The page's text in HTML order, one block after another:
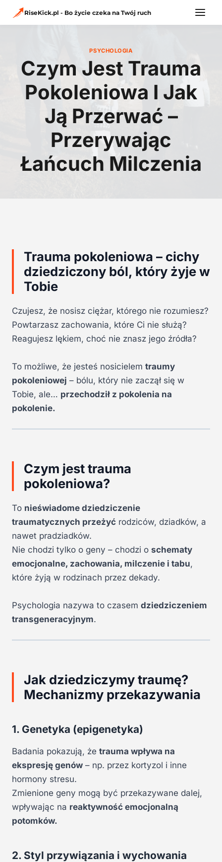
RiseKick.pl - Bo życie czeka na Twój ruch
PSYCHOLOGIA
Czym Jest Trauma
Pokoleniowa I Jak
Ją Przerwać –
Przerywając
Łańcuch Milczenia
Trauma pokoleniowa – cichy
dziedziczony ból, który żyje w
Tobie
Czujesz, że nosisz ciężar, którego nie rozumiesz?
Powtarzasz zachowania, które Ci nie służą?
Reagujesz lękiem, choć nie znasz jego źródła?
To możliwe, że jesteś nosicielem traumy
pokoleniowej – bólu, który nie zaczął się w
Tobie, ale… przechodził z pokolenia na
pokolenie.
Czym jest trauma
pokoleniowa?
To nieświadome dziedziczenie
traumatycznych przeżyć rodziców, dziadków, a
nawet pradziadków.
Nie chodzi tylko o geny – chodzi o schematy
emocjonalne, zachowania, milczenie i tabu,
które żyją w rodzinach przez dekady.
Psychologia nazywa to czasem dziedziczeniem
transgeneracyjnym.
Jak dziedziczymy traumę?
Mechanizmy przekazywania
1. Genetyka (epigenetyka)
Badania pokazują, że trauma wpływa na
ekspresję genów – np. przez kortyzol i inne
hormony stresu.
Zmienione geny mogą być przekazywane dalej,
wpływając na reaktywność emocjonalną
potomków.
2. Styl przywiązania i wychowania